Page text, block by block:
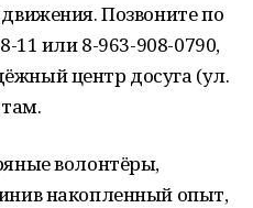
Позвоните по
11 или 8-963-908-0790,
центр досуга (ул.
волонтёры,
накопленный опыт,